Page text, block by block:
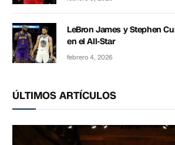
LeBron James y Stephen
en el All-Star
febrero 4, 2026
ÚLTIMOS ARTÍCULOS